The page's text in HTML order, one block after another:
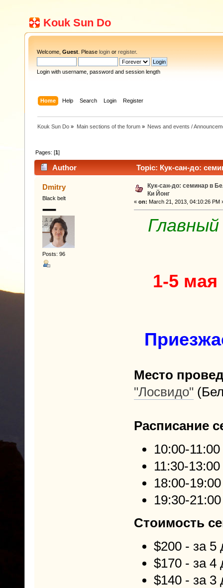
Kouk Sun Do
Welcome, Guest . Please login or register.
Login with username, password and session length
Home Help Search Login Register
Kouk Sun Do » Main sections of the forum» News and events /
Pages: [1]
Author Topic: Кук-сан-до:
Dmitry
Black belt
Posts: 96
Кук-сан-до: семинар в
Ки Йонг
« on: March 21, 2013, 04:10:26 PM
1-5 мая
Место
"Лосвидо"
Расписание
10:00-
11:30-
18:00-
19:30-
Стоимость
$200 - за 5
$170 - за 4
$140 - за 3